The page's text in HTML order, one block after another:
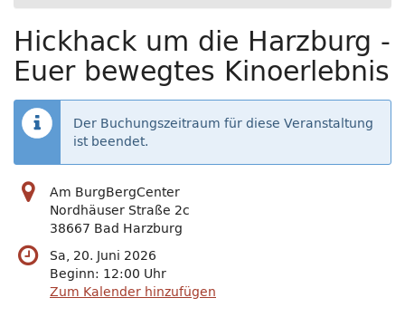
Hickhack um die Harzburg -
Euer bewegtes Kinoerlebnis
Der Buchungszeitraum für diese Veranstaltung
ist beendet.
Am BurgBergCenter
Nordhäuser Straße 2c
38667 Bad Harzburg
Sa, 20. Juni 2026
Beginn: 12:00 Uhr
Zum Kalender hinzufügen